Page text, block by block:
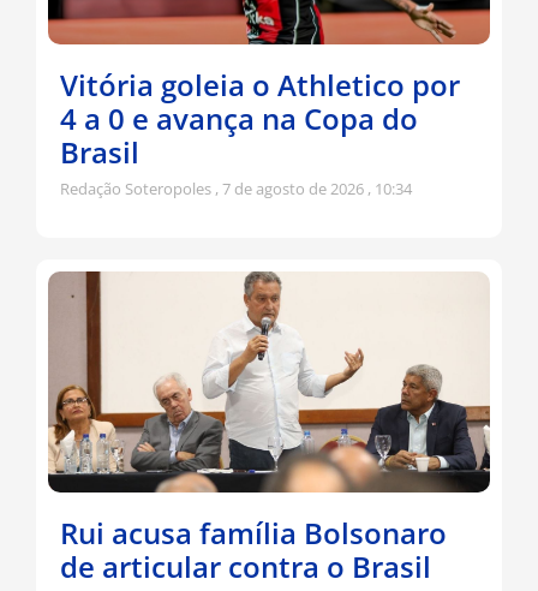
Vitória goleia o Athletico por
4 a 0 e avança na Copa do
Brasil
Redação Soteropoles 7 de agosto de 2026 10:34
Rui acusa família Bolsonaro
de articular contra o Brasil